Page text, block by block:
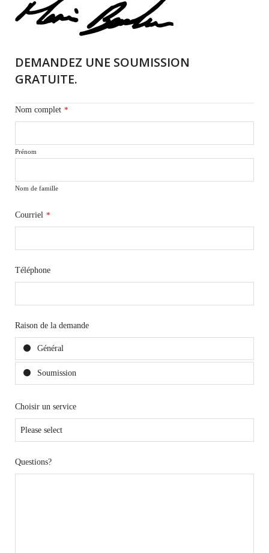
DEMANDEZ UNE SOUMISSION
GRATUITE.
Nom complet *
Prénom
Nom de famille
Courriel *
Téléphone
Raison de la demande
Général
Soumission
Choisir un service
Questions?